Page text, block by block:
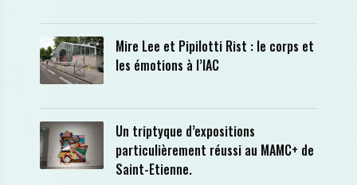
Mire Lee et Pipilotti Rist : le corps et
les émotions à l’IAC
Un triptyque d’expositions
particulièrement réussi au MAMC+ de
Saint-Etienne.